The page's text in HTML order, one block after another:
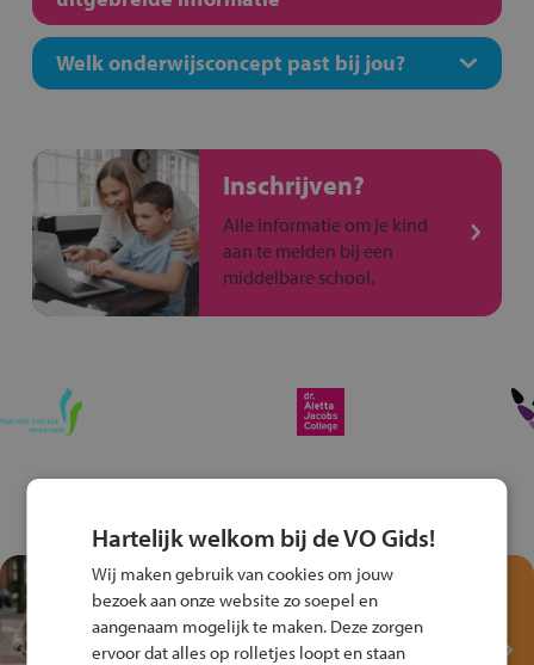
Welk onderwijsconcept past bij jou?
Inschrijven?
Alle informatie om je kind
aan te melden bij een
middelbare school.
Test je kennis met het
Fiets Veilig
Verkeersspel!
Hartelijk welkom bij de VO Gids!
Wij maken gebruik van cookies om jouw
bezoek aan onze website zo soepel en
aangenaam mogelijk te maken. Deze zorgen
ervoor dat alles op rolletjes loopt en staan